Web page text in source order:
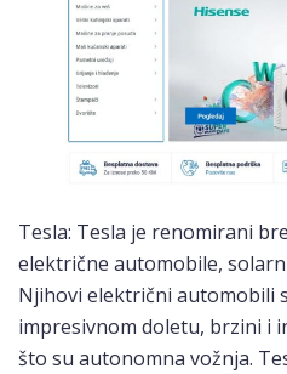
Tesla: Tesla je renomirani
električne automobile,
Njihovi električni automobili
impresivnom doletu, brzini i
što su autonomna vožnja.